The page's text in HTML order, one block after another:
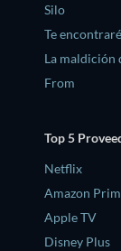
Silo
Te encontraré
La maldición
From
Top 5
Netflix
Amazon
Apple TV
Disney Plus